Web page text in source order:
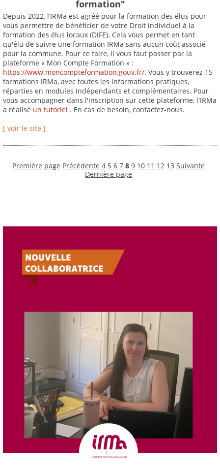
formation"
Depuis 2022, l’IRMa est agréé pour la formation des élus pour
vous permettre de bénéficier de votre Droit individuel à la
formation des élus locaux (DIFE). Cela vous permet en tant
qu'élu de suivre une formation IRMa sans aucun coût associé
pour la commune. Pour ce faire, il vous faut passer par la
plateforme « Mon Compte Formation » :
https://www.moncompteformation.gouv.fr/. Vous y trouverez 15
formations IRMa, avec toutes les informations pratiques,
réparties en modules indépendants et complémentaires. Pour
vous accompagner dans l'inscription sur cette plateforme, l'IRMa
a réalisé un tutoriel . En cas de besoin, contactez-nous.
[ voir le site ]
Première page Précédente 4 5 6 7 8 9 10 11 12 13 Suivante
Dernière page